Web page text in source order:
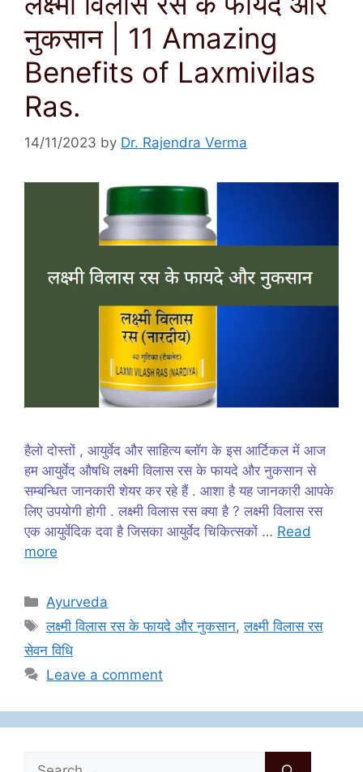
नुकसान | 11 Amazing
Benefits of Laxmivilas
Ras.
14/11/2023 by Dr. Rajendra Verma
हैलो दोस्तों , आयुर्वेद और साहित्य ब्लॉग के इस आर्टिकल में आज
हम आयुर्वेद औषधि लक्ष्मी विलास रस के फायदे और नुकसान से
सम्बन्धित जानकारी शेयर कर रहे हैं . आशा है यह जानकारी आपके
लिए उपयोगी होगी . लक्ष्मी विलास रस क्या है ? लक्ष्मी विलास रस
एक आयुर्वेदिक दवा है जिसका आयुर्वेद चिकित्सकों … Read
more
Categories
Ayurveda
Tags
लक्ष्मी विलास रस के फायदे और नुकसान,लक्ष्मी विलास रस
सेवन विधि
Leave a comment
Search